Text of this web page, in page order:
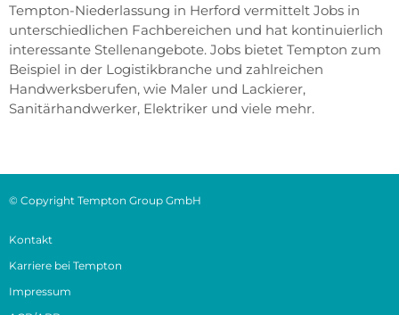
Tempton-Niederlassung in Herford vermittelt Jobs in
unterschiedlichen Fachbereichen und hat kontinuierlich
interessante Stellenangebote. Jobs bietet Tempton zum
Beispiel in der Logistikbranche und zahlreichen
Handwerksberufen, wie Maler und Lackierer,
Sanitärhandwerker, Elektriker und viele mehr.
© Copyright Tempton Group GmbH
Kontakt
Karriere bei Tempton
Impressum